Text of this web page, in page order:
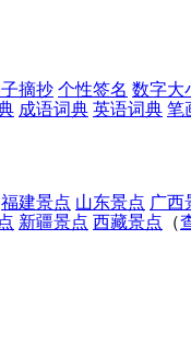
摘抄 个性签名 数字大
成语词典 英语词典 笔
福建景点 山东景点 广西
新疆景点 西藏景点 （